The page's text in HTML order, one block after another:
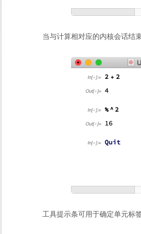
当与计算相对应的内核会话结
工具提示条可用于确定单元标